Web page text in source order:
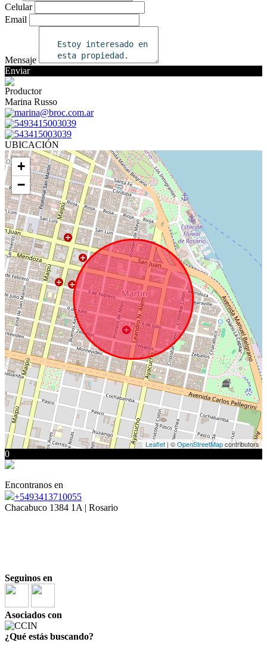
Celular
Email
Mensaje
Enviar
Productor
Marina Russo
marina@broc.com.ar
5493415003039
543415003039
UBICACIÓN
+
−
Leaflet | ©OpenStreetMapcontributors
0
Encontranos en
+5493413710055
Chacabuco 1384 1A | Rosario
Seguinos en
Asociados con
¿Qué estás buscando?